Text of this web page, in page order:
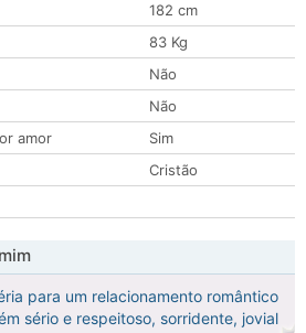
182 cm
83 Kg
Não
Não
amor
Sim
Cristão
para um relacionamento romântico
sério e respeitoso, sorridente, jovial